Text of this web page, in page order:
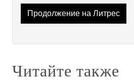
Продолжение на Литрес
Читайте также